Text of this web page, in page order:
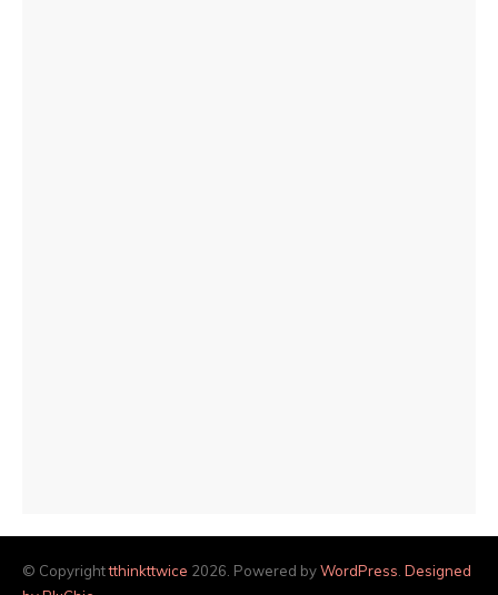
© Copyrighttthinkttwice 2026. Powered byWordPress. Designed